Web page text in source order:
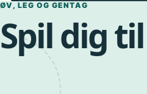
ØV, LEG OG GENTAG
Spil dig til